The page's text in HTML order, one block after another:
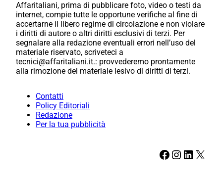
Affaritaliani, prima di pubblicare foto, video o testi da
internet, compie tutte le opportune verifiche al fine di
accertarne il libero regime di circolazione e non violare
i diritti di autore o altri diritti esclusivi di terzi. Per
segnalare alla redazione eventuali errori nell’uso del
materiale riservato, scriveteci a
tecnici@affaritaliani.it.: provvederemo prontamente
alla rimozione del materiale lesivo di diritti di terzi.
Contatti
Policy Editoriali
Redazione
Per la tua pubblicità
Facebook Instagram LinkedIn X